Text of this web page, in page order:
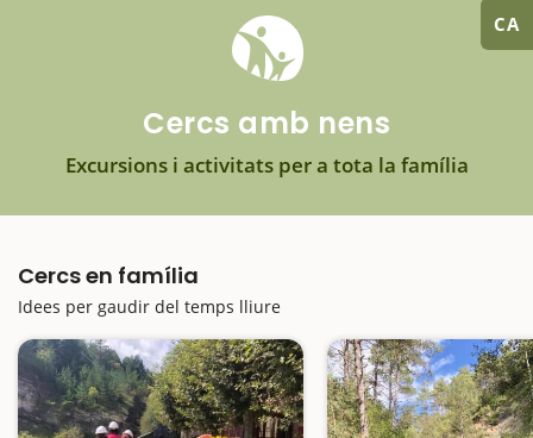
CA
Cercs amb nens
Excursions i activitats per a tota la família
Cercs en família
Idees per gaudir del temps lliure